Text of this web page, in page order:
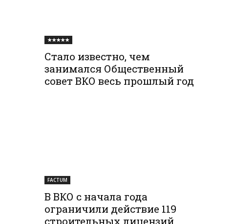
★★★★★
Стало известно, чем
занимался Общественный
совет ВКО весь прошлый год
FACTUM
В ВКО с начала года
ограничили действие 119
строительных лицензий